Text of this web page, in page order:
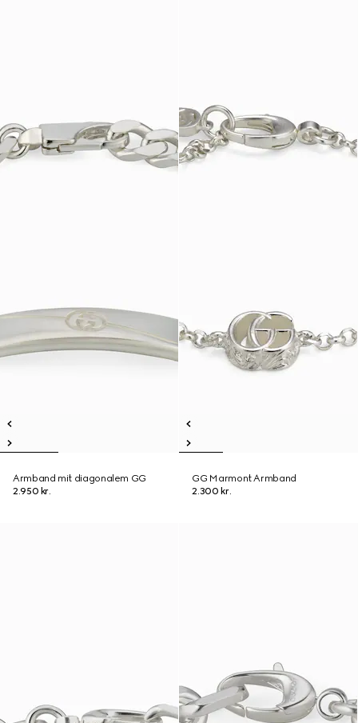
Armband mit diagonalem GG
2.950 kr.
GG Marmont Armband
2.300 kr.